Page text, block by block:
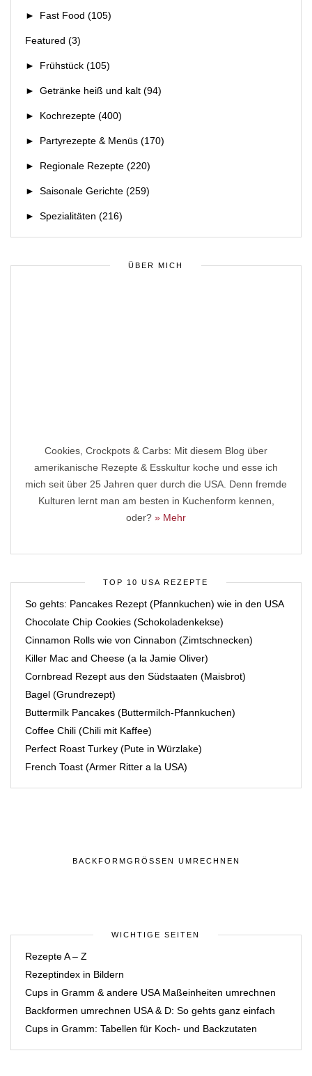
► Fast Food (105)
Featured (3)
► Frühstück (105)
► Getränke heiß und kalt (94)
► Kochrezepte (400)
► Partyrezepte & Menüs (170)
► Regionale Rezepte (220)
► Saisonale Gerichte (259)
► Spezialitäten (216)
ÜBER MICH
Cookies, Crockpots & Carbs: Mit diesem Blog über
amerikanische Rezepte & Esskultur koche und esse ich
mich seit über 25 Jahren quer durch die USA. Denn fremde
Kulturen lernt man am besten in Kuchenform kennen,
oder? » Mehr
TOP 10 USA REZEPTE
So gehts: Pancakes Rezept (Pfannkuchen) wie in den USA
Chocolate Chip Cookies (Schokoladenkekse)
Cinnamon Rolls wie von Cinnabon (Zimtschnecken)
Killer Mac and Cheese (a la Jamie Oliver)
Cornbread Rezept aus den Südstaaten (Maisbrot)
Bagel (Grundrezept)
Buttermilk Pancakes (Buttermilch-Pfannkuchen)
Coffee Chili (Chili mit Kaffee)
Perfect Roast Turkey (Pute in Würzlake)
French Toast (Armer Ritter a la USA)
BACKFORMGRÖSSEN UMRECHNEN
WICHTIGE SEITEN
Rezepte A – Z
Rezeptindex in Bildern
Cups in Gramm & andere USA Maßeinheiten umrechnen
Backformen umrechnen USA & D: So gehts ganz einfach
Cups in Gramm: Tabellen für Koch- und Backzutaten